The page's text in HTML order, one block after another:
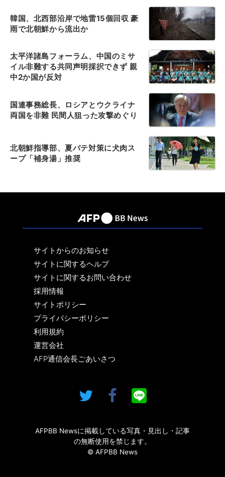
韓国、北西部沿岸で地雷15個回収 豪
雨で北朝鮮から流出か
太平洋諸島フォーラム、中国のミサ
イル非難する共同声明採択できず 親
中2か国が反対
国連事務総長、ロシアとウクライナ
両国を非難 民間人狙った攻撃めぐり
北朝鮮指導部、夏バテ対策に犬肉ス
ープ「補身湯」推奨
サイトからのお知らせ
サイトに関するヘルプ
サイトに関するお問い合わせ
採用情報
サイトポリシー
プライバシーポリシー
利用規約
運営会社
AFP通信会長ごあいさつ
AFPBB Newsに掲載している写真・見出し・記事
の無断使用を禁じます。
© AFPBB News